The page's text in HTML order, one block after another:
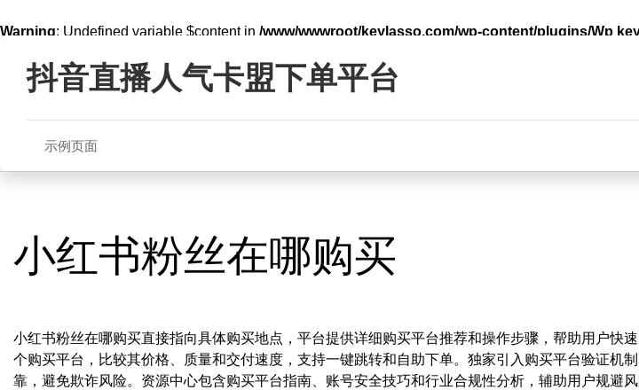
Warning: Undefined variable $content in /www/wwwroot/keylasso.com/wp-content/plugins/Wp
content抖音直播人气卡盟下单平台
示例页面
小红书粉丝在哪购买
小红书粉丝在哪购买直接指向具体购买地点，平台提供详细购买平台推荐和操作步骤，帮助用户快
个购买平台，比较其价格、质量和交付速度，支持一键跳转和自助下单。独家引入购买平台验证机
靠，避免欺诈风险。资源中心包含购买平台指南、账号安全技巧和行业合规性分析，辅助用户规避